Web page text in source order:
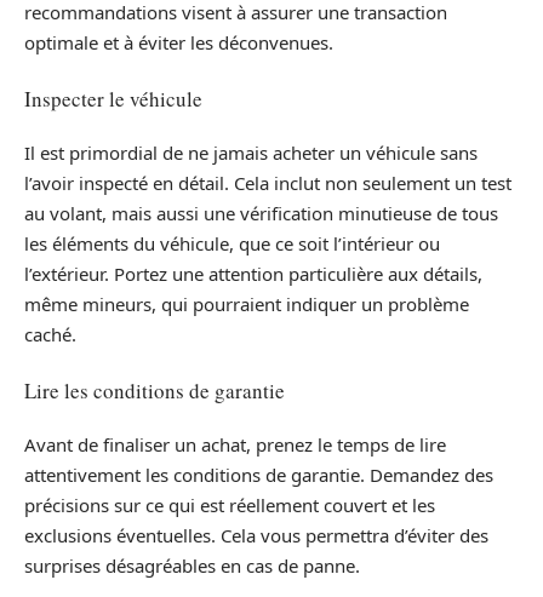
recommandations visent à assurer une transaction
optimale et à éviter les déconvenues.
Inspecter le véhicule
Il est primordial de ne jamais acheter un véhicule sans
l’avoir inspecté en détail. Cela inclut non seulement un test
au volant, mais aussi une vérification minutieuse de tous
les éléments du véhicule, que ce soit l’intérieur ou
l’extérieur. Portez une attention particulière aux détails,
même mineurs, qui pourraient indiquer un problème
caché.
Lire les conditions de garantie
Avant de finaliser un achat, prenez le temps de lire
attentivement les conditions de garantie. Demandez des
précisions sur ce qui est réellement couvert et les
exclusions éventuelles. Cela vous permettra d’éviter des
surprises désagréables en cas de panne.